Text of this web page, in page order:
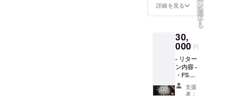
ティー
2023年
4月頃開
催予定
場所:東
京都渋
谷区付
近を予
定して
マーク
※ アプ
リロー
に、
ユー
ザー
ネーム
横に表
示され
るFSC
公認
詳細を見る ン
を
選
択
す
る
30,
000 円
- リター
ン内容 -
・FSC
リリー
スパー
支援
者：